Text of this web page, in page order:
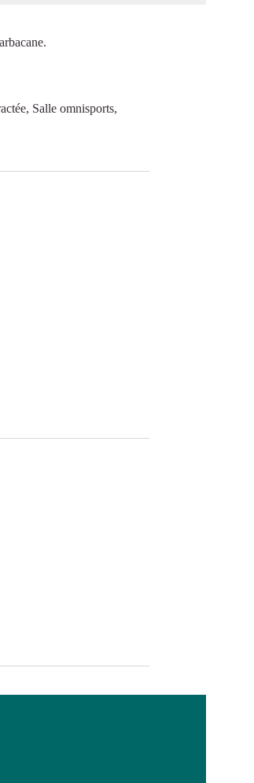
Salle omnisports,